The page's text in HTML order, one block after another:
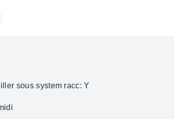
sous system racc: Y